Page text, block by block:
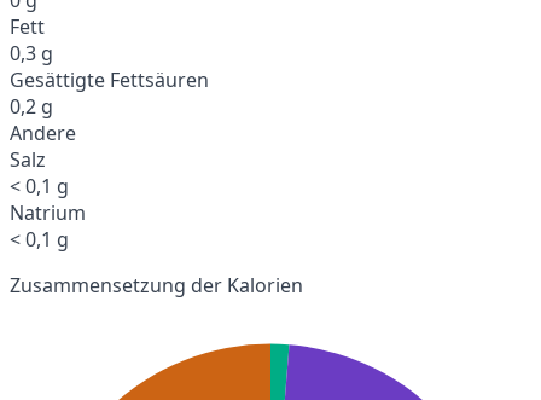
Fett
0,3 g
Gesättigte Fettsäuren
0,2 g
Andere
Salz
< 0,1 g
Natrium
< 0,1 g
Zusammensetzung der Kalorien